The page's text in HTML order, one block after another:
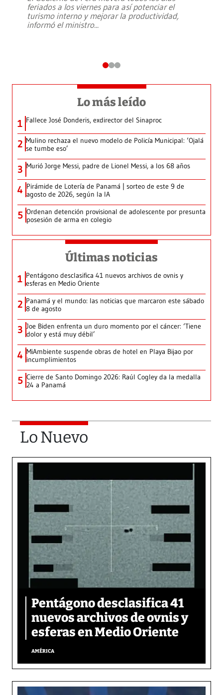
feriados a los viernes para así potenciar el
turismo interno y mejorar la productividad,
informó el ministro...
Lo más leído
1 Fallece José Donderis, exdirector del Sinaproc
2 Mulino rechaza el nuevo modelo de Policía Municipal: ‘Ojalá
se tumbe eso’
3 Murió Jorge Messi, padre de Lionel Messi, a los 68 años
4 Pirámide de Lotería de Panamá | sorteo de este 9 de
agosto de 2026, según la IA
5 Ordenan detención provisional de adolescente por presunta
posesión de arma en colegio
Últimas noticias
1 Pentágono desclasifica 41 nuevos archivos de ovnis y
esferas en Medio Oriente
2 Panamá y el mundo: las noticias que marcaron este sábado
8 de agosto
3 Joe Biden enfrenta un duro momento por el cáncer: ‘Tiene
dolor y está muy débil’
4 MiAmbiente suspende obras de hotel en Playa Bijao por
incumplimientos
5 Cierre de Santo Domingo 2026: Raúl Cogley da la medalla
24 a Panamá
Lo Nuevo
Pentágono desclasifica 41
nuevos archivos de ovnis y
esferas en Medio Oriente
AMÉRICA